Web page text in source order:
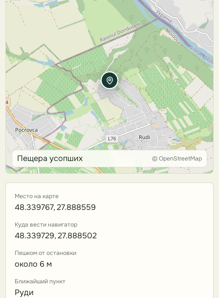
Пещера усопших © OpenStreetMap
Место на карте
48.339767, 27.888559
Куда вести навигатор
48.339729, 27.888502
Пешком от остановки
около 6 м
Ближайший пункт
Руди